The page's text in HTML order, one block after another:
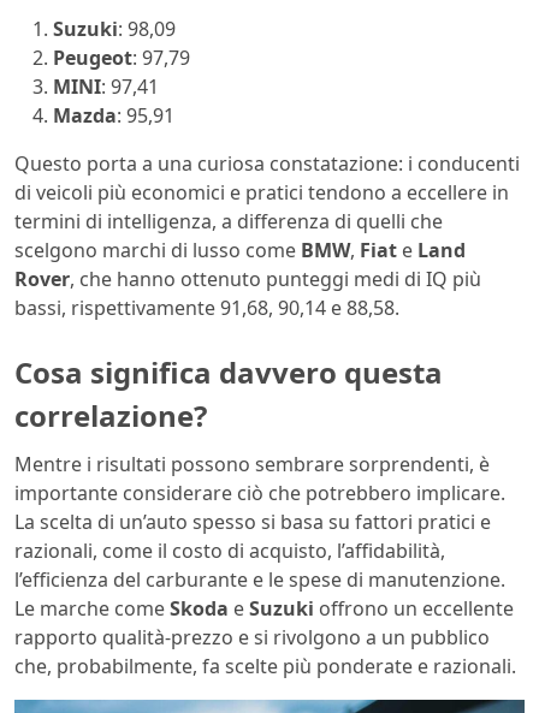
Suzuki: 98,09
Peugeot: 97,79
MINI: 97,41
Mazda: 95,91
Questo porta a una curiosa constatazione: i conducenti
di veicoli più economici e pratici tendono a eccellere in
termini di intelligenza, a differenza di quelli che
scelgono marchi di lusso come BMW, Fiat e Land
Rover, che hanno ottenuto punteggi medi di IQ più
bassi, rispettivamente 91,68, 90,14 e 88,58.
Cosa significa davvero questa
correlazione?
Mentre i risultati possono sembrare sorprendenti, è
importante considerare ciò che potrebbero implicare.
La scelta di un’auto spesso si basa su fattori pratici e
razionali, come il costo di acquisto, l’affidabilità,
l’efficienza del carburante e le spese di manutenzione.
Le marche comeSkoda eSuzuki offrono un eccellente
rapporto qualità-prezzo e si rivolgono a un pubblico
che, probabilmente, fa scelte più ponderate e razionali.